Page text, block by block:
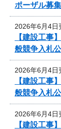
ポーザル募
2026年6月4日
【建設工事
般競争入札
2026年6月4日
【建設工事
般競争入札
2026年6月4日
【建設工事